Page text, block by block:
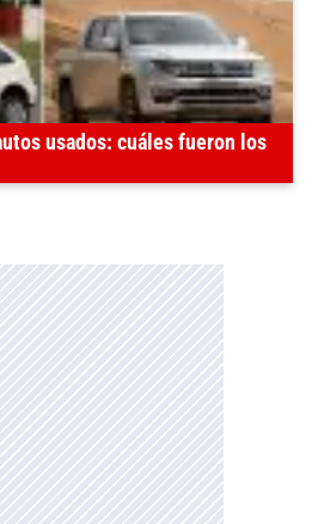
usados: cuáles fueron los